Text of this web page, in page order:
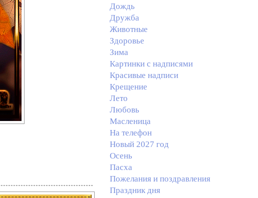
Дождь
Дружба
Животные
Здоровье
Зима
Картинки с надписями
Красивые надписи
Крещение
Лето
Любовь
Масленица
На телефон
Новый 2027 год
Осень
Пасха
Пожелания и поздравления
Праздник дня